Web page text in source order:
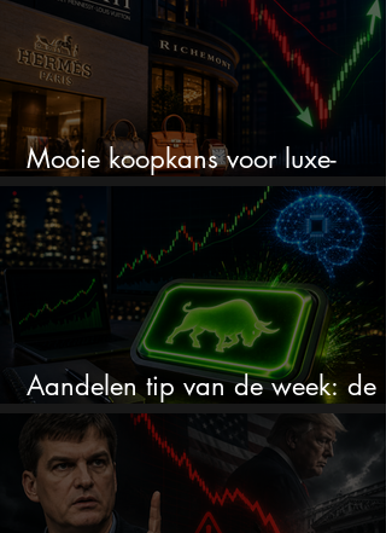
Mooie koopkans voor luxe-
aandelen door recente correctie?
Aandelen tip van de week: de
markt onderschat dit AI-bedrijf